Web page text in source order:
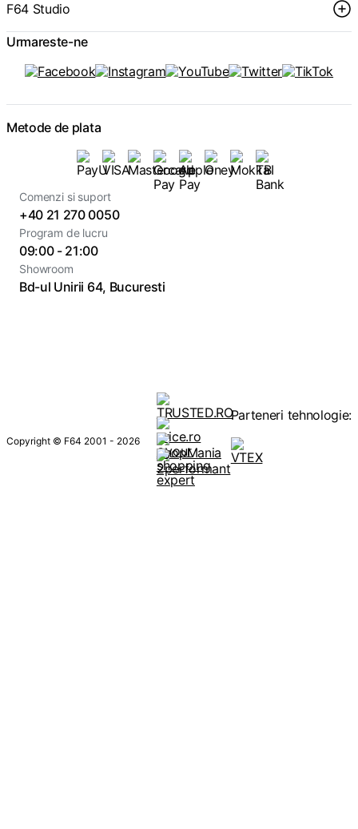
F64 Studio
Urmareste-ne
Metode de plata
Comenzi si suport
+40 21 270 0050
Program de lucru
09:00 - 21:00
Showroom
Bd-ul Unirii 64, Bucuresti
Copyright © F64 2001 - 2026
Parteneri tehnologie: